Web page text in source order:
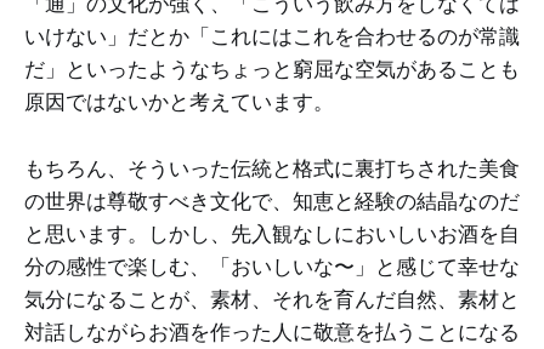
いけない」だとか「これにはこれを合わせるのが常識
だ」といったようなちょっと窮屈な空気があることも
原因ではないかと考えています。
もちろん、そういった伝統と格式に裏打ちされた美食
の世界は尊敬すべき文化で、知恵と経験の結晶なのだ
と思います。しかし、先入観なしにおいしいお酒を自
分の感性で楽しむ、「おいしいな〜」と感じて幸せな
気分になることが、素材、それを育んだ自然、素材と
対話しながらお酒を作った人に敬意を払うことになる